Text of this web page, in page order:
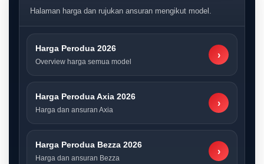
Halaman harga dan rujukan ansuran mengikut model.
Harga Perodua 2026
Overview harga semua model
›
Harga Perodua Axia 2026
Harga dan ansuran Axia
›
Harga Perodua Bezza 2026
Harga dan ansuran Bezza
›